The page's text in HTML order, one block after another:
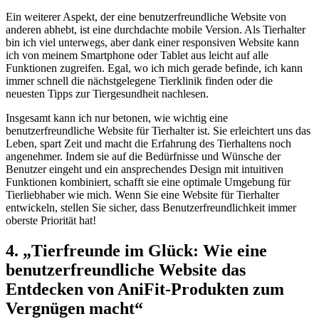
Ein weiterer Aspekt, ⁢der eine benutzerfreundliche Website von
anderen abhebt, ist eine durchdachte mobile Version. ⁢Als Tierhalter
bin ich ‌viel unterwegs, aber dank einer responsiven Website kann
ich von ‍meinem Smartphone oder Tablet aus leicht auf alle
Funktionen zugreifen.⁤ Egal, wo ich ‍mich⁣ gerade befinde, ich ​kann
immer schnell ​die nächstgelegene‍ Tierklinik finden oder die
neuesten Tipps zur Tiergesundheit nachlesen.
Insgesamt kann ich nur betonen,​ wie wichtig eine
benutzerfreundliche Website für Tierhalter ist. Sie erleichtert uns das
Leben, spart Zeit und ‍macht die Erfahrung​ des Tierhaltens noch
angenehmer. Indem‌ sie auf ​die Bedürfnisse und Wünsche der
Benutzer eingeht und ein ‌ansprechendes Design mit intuitiven
‌Funktionen⁣ kombiniert, schafft sie eine ‍optimale Umgebung für⁣
Tierliebhaber wie⁣ mich. Wenn Sie eine Website für Tierhalter​
entwickeln, stellen Sie sicher,​ dass Benutzerfreundlichkeit immer
oberste Priorität hat!
4. „Tierfreunde ⁣im⁢ Glück: Wie eine
benutzerfreundliche Website das
Entdecken von AniFit-Produkten zum ​
Vergnügen⁣ macht“